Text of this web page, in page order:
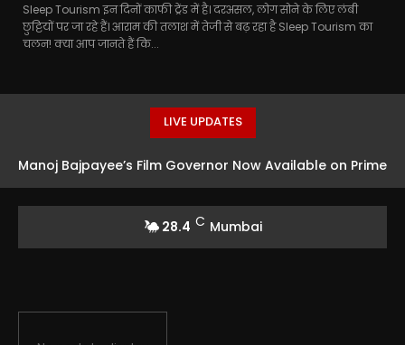
Sleep Tourism इन दिनों काफी ट्रेंड में है। दरअसल, लोग सोने के लिए लंबी
छुट्टियों पर जा रहे हैं। आराम की तलाश में तेजी से बढ़ रहा है Sleep Tourism का
चलन! क्या आप जानते हैं कि...
LIVE UPDATES
Manoj Bajpayee’s Film Governor Now Available on Prime
28.4 C Mumbai